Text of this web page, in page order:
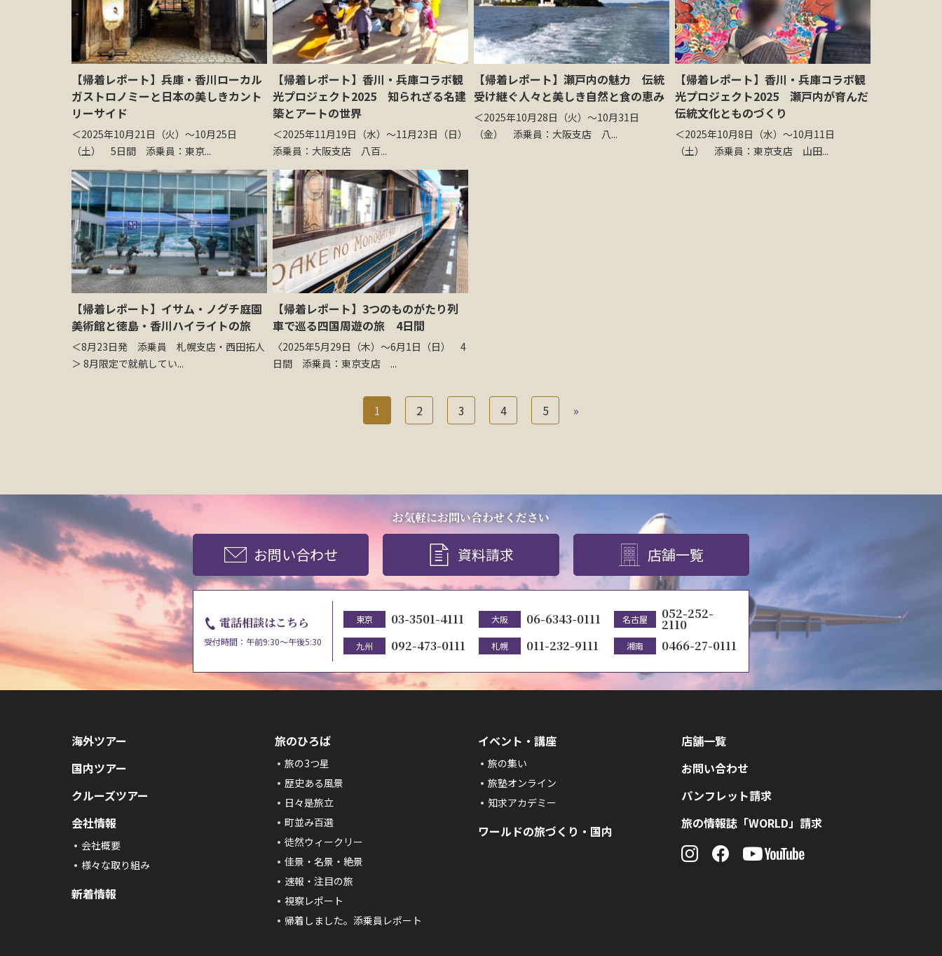
【帰着レポート】兵庫・香川ローカル
ガストロノミーと日本の美しきカント
リーサイド
＜2025年10月21日（火）～10月25日
（土） 5日間 添乗員：東京...
【帰着レポート】香川・兵庫コラボ観
光プロジェクト2025 知られざる名建
築とアートの世界
＜2025年11月19日（水）～11月23日（日）
添乗員：大阪支店 八百...
【帰着レポート】瀬戸内の魅力 伝統
受け継ぐ人々と美しき自然と食の恵み
＜2025年10月28日（火）～10月31日
（金） 添乗員：大阪支店 八...
【帰着レポート】香川・兵庫コラボ観
光プロジェクト2025 瀬戸内が育んだ
伝統文化とものづくり
＜2025年10月8日（水）～10月11日
（土） 添乗員：東京支店 山田...
【帰着レポート】イサム・ノグチ庭園
美術館と徳島・香川ハイライトの旅
＜8月23日発 添乗員 札幌支店・西田拓人
＞ 8月限定で就航してい...
【帰着レポート】3つのものがたり列
車で巡る四国周遊の旅 4日間
〈2025年5月29日（木）～6月1日（日） 4
日間 添乗員：東京支店 ...
1 2 3 4 5 »
お気軽にお問い合わせください
お問い合わせ 資料請求 店舗一覧
電話相談はこちら
受付時間：午前9:30～午後5:30
東京 03-3501-4111 大阪 06-6343-0111 名古屋 052-252-
2110
九州 092-473-0111 札幌 011-232-9111 湘南 0466-27-0111
海外ツアー
国内ツアー
クルーズツアー
会社情報
会社概要
様々な取り組み
新着情報
旅のひろば
旅の3つ星
歴史ある風景
日々是旅立
町並み百選
徒然ウィークリー
佳景・名景・絶景
速報・注目の旅
視察レポート
帰着しました。添乗員レポート
イベント・講座
旅の集い
旅塾オンライン
知求アカデミー
ワールドの旅づくり・国内
店舗一覧
お問い合わせ
パンフレット請求
旅の情報誌「WORLD」請求